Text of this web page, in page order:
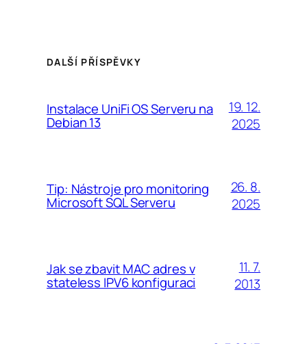
DALŠÍ PŘÍSPĚVKY
Instalace UniFi OS Serveru na
Debian 13
19. 12.
2025
Tip: Nástroje pro monitoring
Microsoft SQL Serveru
26. 8.
2025
Jak se zbavit MAC adres v
stateless IPV6 konfiguraci
11. 7.
2013